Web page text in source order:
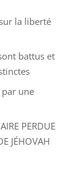
la liberté
battus et
par une
PERDUE
JÉHOVAH